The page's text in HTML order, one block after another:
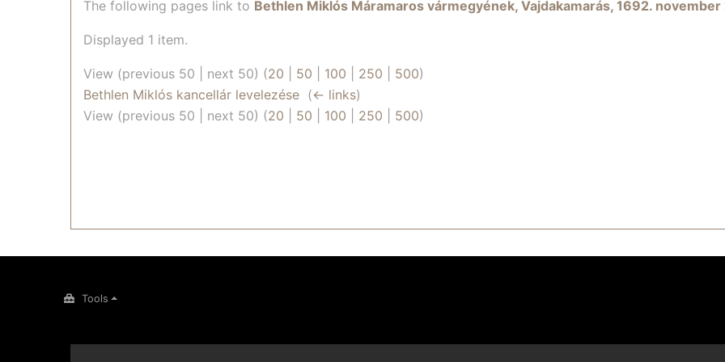
The following pages link to Bethlen Miklós Máramaros vármegyének, Vajdakamarás, 1692. november
Displayed 1 item.
View (previous 50 | next 50) (20 50 100 250 500)
Bethlen Miklós kancellár levelezése (← links)
View (previous 50 | next 50) (20 50 100 250 500)
Tools